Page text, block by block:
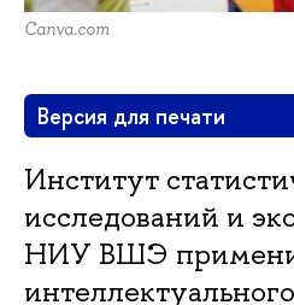
Canva.com
Версия для печати
Институт
исследований и
НИУ ВШЭ